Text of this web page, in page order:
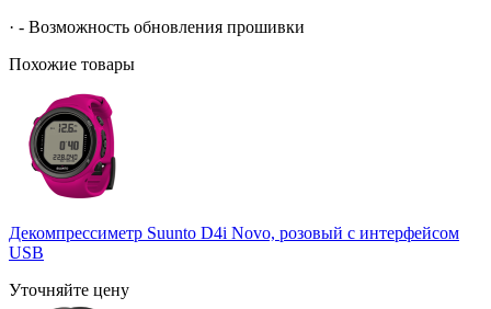
· - Возможность обновления прошивки
Похожие товары
Декомпрессиметр Suunto D4i Novo, розовый с интерфейсом
USB
Уточняйте цену